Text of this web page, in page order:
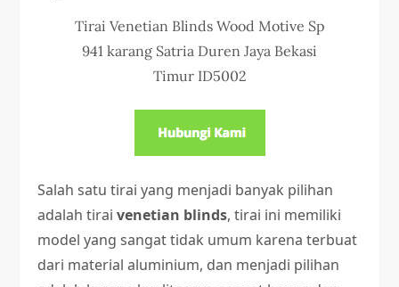
Tirai Venetian Blinds Wood Motive Sp
941 karang Satria Duren Jaya Bekasi
Timur ID5002
Salah satu tirai yang menjadi banyak pilihan
adalah tiraivenetian blinds, tirai ini memiliki
model yang sangat tidak umum karena terbuat
dari material aluminium, dan menjadi pilihan